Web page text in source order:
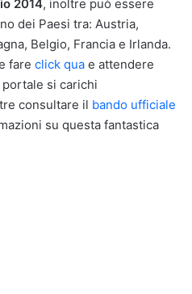
2014, inoltre può essere
dei Paesi tra: Austria,
Belgio, Francia e Irlanda.
fare click qua e attendere
si carichi
consultare il bando ufficiale
su questa fantastica